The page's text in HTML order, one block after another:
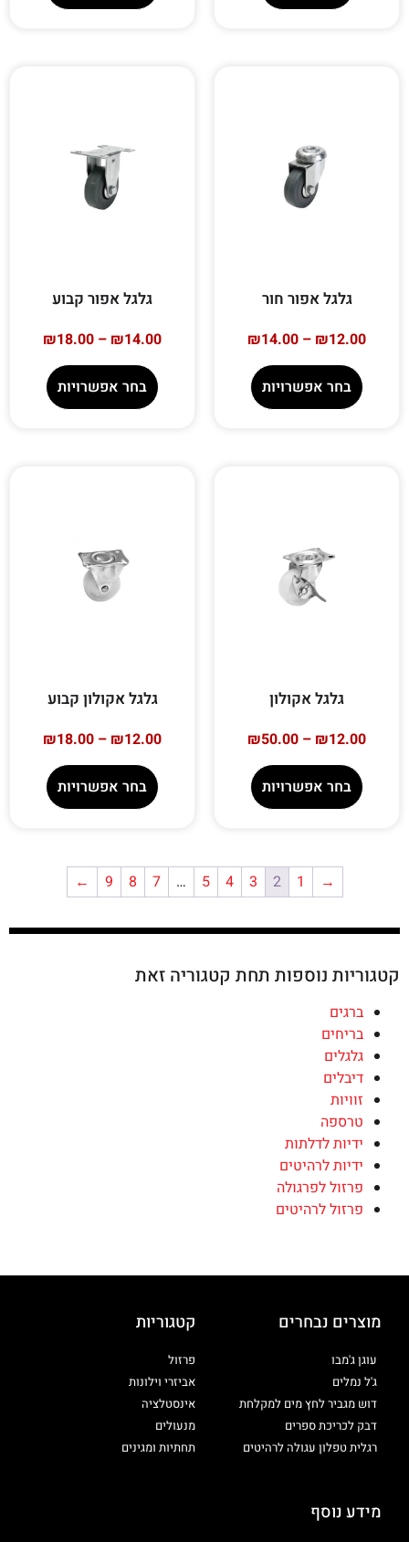
גלגל אפור חור
₪12.00
–
₪14.00
בחר אפשרויות
גלגל אפור קבוע
₪14.00
–
₪18.00
בחר אפשרויות
גלגל אקולון
₪12.00
–
₪50.00
בחר אפשרויות
גלגל אקולון קבוע
₪12.00
–
₪18.00
בחר אפשרויות
→
1
2
3
4
5
…
7
8
9
←
קטגוריות נוספות תחת קטגוריה זאת
ברגים
בריחים
גלגלים
דיבלים
זוויות
טרספה
ידיות לדלתות
ידיות לרהיטים
פרזול לפרגולה
פרזול לרהיטים
מוצרים נבחרים
עוגן ג'מבו
ג'ל נמלים
דוש מגביר לחץ מים למקלחת
דבק לכריכת ספרים
רגלית טפלון עגולה לרהיטים
קטגוריות
פרזול
אביזרי וילונות
אינסטלציה
מנעולים
תחתיות ומגינים
מידע נוסף